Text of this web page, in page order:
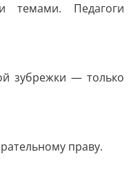
темами. Педагоги
зубрежки — только
праву.